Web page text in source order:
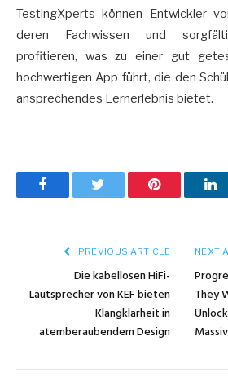
TestingXperts können Entwickler
deren Fachwissen und
profitieren, was zu einer gut
hochwertigen App führt, die den
ansprechendes Lernerlebnis bietet.
Facebook Pinterest
PREVIOUS ARTICLE
Die kabellosen HiFi-
Lautsprecher von KEF bieten
Klangklarheit in
atemberaubendem Design
NEXT
They